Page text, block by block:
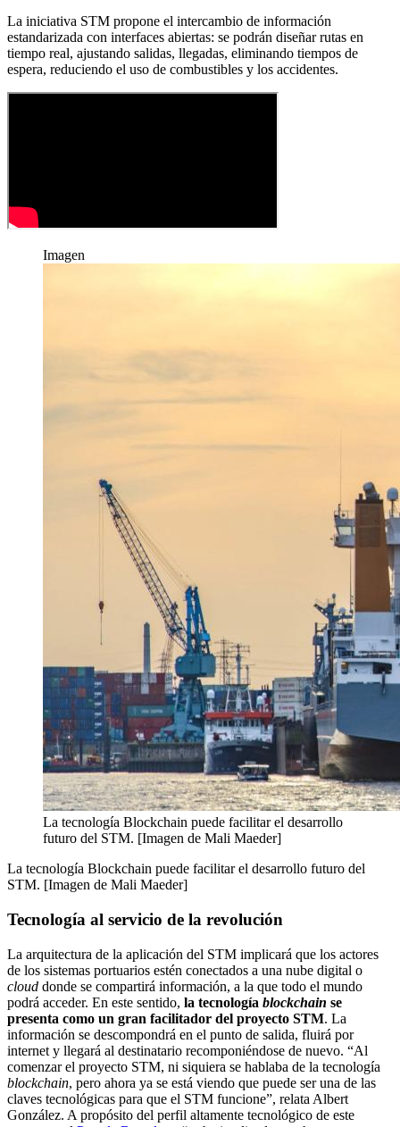
La iniciativa STM propone el intercambio de información
estandarizada con interfaces abiertas: se podrán diseñar rutas en
tiempo real, ajustando salidas, llegadas, eliminando tiempos de
espera, reduciendo el uso de combustibles y los accidentes.
Imagen
La tecnología Blockchain puede facilitar el desarrollo
futuro del STM. [Imagen de Mali Maeder]
La tecnología Blockchain puede facilitar el desarrollo futuro del
STM. [Imagen de Mali Maeder]
Tecnología al servicio de la revolución
La arquitectura de la aplicación del STM implicará que los actores
de los sistemas portuarios estén conectados a una nube digital o
cloud donde se compartirá información, a la que todo el mundo
podrá acceder. En este sentido, la tecnología blockchain se
presenta como un gran facilitador del proyecto STM. La
información se descompondrá en el punto de salida, fluirá por
internet y llegará al destinatario recomponiéndose de nuevo. “Al
comenzar el proyecto STM, ni siquiera se hablaba de la tecnología
blockchain, pero ahora ya se está viendo que puede ser una de las
claves tecnológicas para que el STM funcione”, relata Albert
González. A propósito del perfil altamente tecnológico de este